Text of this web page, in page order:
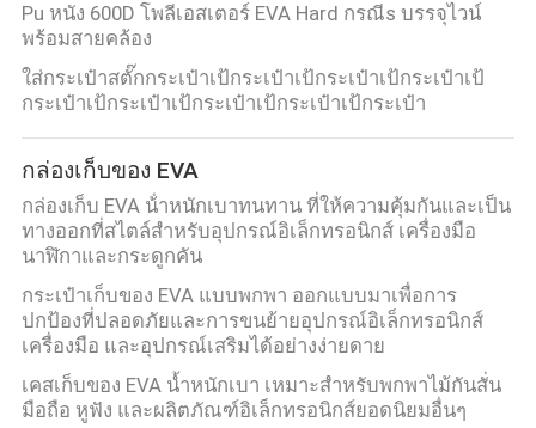
ทัวร์
โรงงาน
ควบคุม
คุณภาพ
แผนผัง
เว็บไซต์
Pu หนัง 600D โพลีเอสเตอร์ EVA Hard กรณีs บรรจุไวน์
พร้อมสายคล้อง
ใส่กระเป๋าสตั๊กกระเป๋าเป้กระเป๋าเป้กระเป๋าเป้กระเป๋าเป้
กระเป๋าเป้กระเป๋าเป้กระเป๋าเป้กระเป๋าเป้กระเป๋า
กล่องเก็บของ EVA
กล่องเก็บ EVA น้ําหนักเบาทนทาน ที่ให้ความคุ้มกันและเป็น
ทางออกที่สไตล์สําหรับอุปกรณ์อิเล็กทรอนิกส์ เครื่องมือ
นาฬิกาและกระดูกคัน
กระเป๋าเก็บของ EVA แบบพกพา ออกแบบมาเพื่อการ
ปกป้องที่ปลอดภัยและการขนย้ายอุปกรณ์อิเล็กทรอนิกส์
เครื่องมือ และอุปกรณ์เสริมได้อย่างง่ายดาย
เคสเก็บของ EVA น้ำหนักเบา เหมาะสำหรับพกพาไม้กันสั่น
มือถือ หูฟัง และผลิตภัณฑ์อิเล็กทรอนิกส์ยอดนิยมอื่นๆ